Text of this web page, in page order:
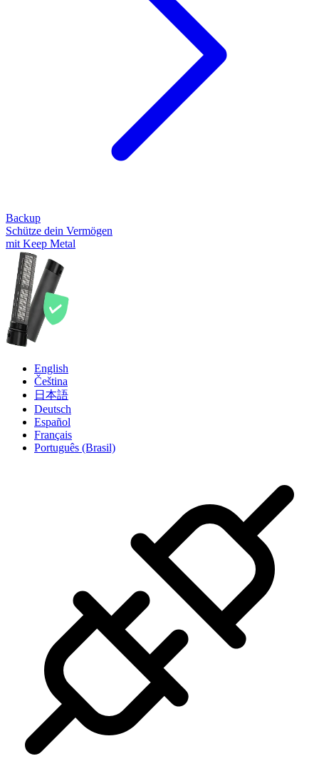
Backup
Schütze dein Vermögen
mit Keep Metal
English
Čeština
日本語
Deutsch
Español
Français
Português (Brasil)